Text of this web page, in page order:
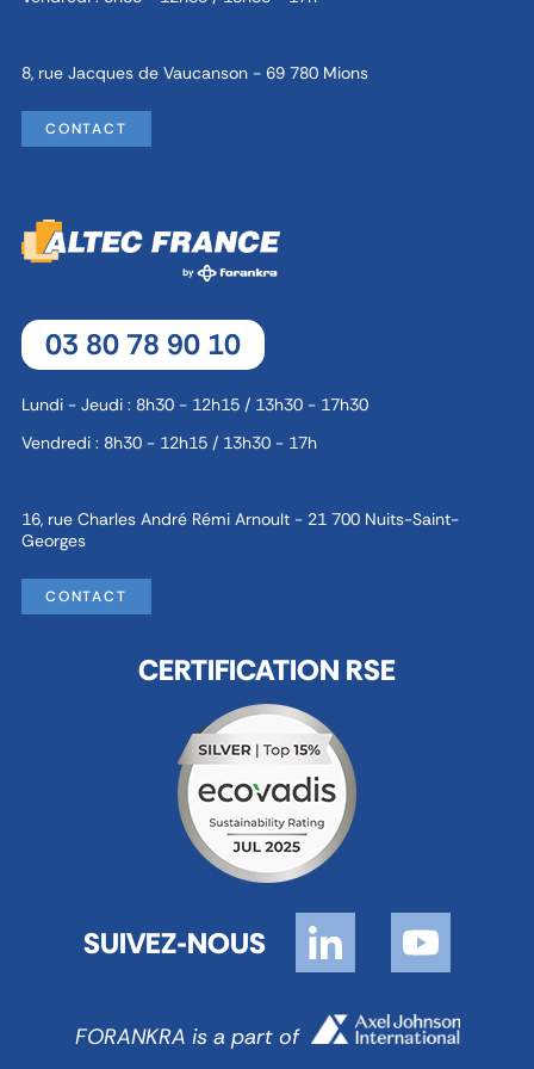
8, rue Jacques de Vaucanson - 69 780 Mions
CONTACT
03 80 78 90 10
Lundi - Jeudi : 8h30 - 12h15 / 13h30 - 17h30
Vendredi : 8h30 - 12h15 / 13h30 - 17h
16, rue Charles André Rémi Arnoult - 21 700 Nuits-Saint-
Georges
CONTACT
CERTIFICATION RSE
SUIVEZ-NOUS
FORANKRA is a part of